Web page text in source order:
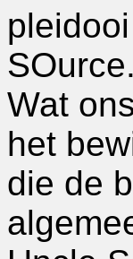
SOurce.
Wat
het
die de